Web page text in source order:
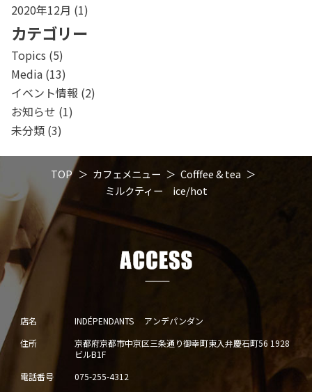
2020年12月 (1)
カテゴリー
Topics (5)
Media(13)
イベント情報 (2)
お知らせ (1)
未分類(3)
TOP カフェメニュー
Cofffee & tea
ミルクティー ice/hot
店名
INDÉPENDANTS アンデパンダン
住所
京都府京都市中京区三条通り御幸町東入弁慶石町56 1928
ビルB1F
電話番号
075-255-4312